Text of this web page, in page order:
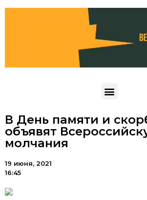
В День памяти и
объявят
молчания
19 июня, 2021
16:45